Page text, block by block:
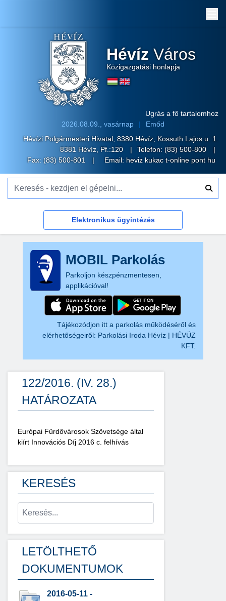
Hévíz Város
Közigazgatási honlapja
Ugrás a fő tartalomhoz
2026.08.09., vasárnap
Emőd
Hévízi Polgármesteri Hivatal, 8380 Hévíz, Kossuth Lajos u. 1.
8381 Hévíz, Pf.:120
Telefon: (83) 500-800
Fax: (83) 500-801
Email: heviz kukac t-online pont hu
Elektronikus ügyintézés
MOBIL Parkolás
Parkoljon készpénzmentesen,
applikációval!
Tájékozódjon itt a parkolás működéséről és
elérhetőségeiről: Parkolási Iroda Hévíz | HÉVÜZ
KFT.
122/2016. (IV. 28.)
HATÁROZATA
Európai Fürdővárosok Szövetsége által
kiírt Innovációs Díj 2016 c. felhívás
KERESÉS
LETÖLTHETŐ
DOKUMENTUMOK
2016-05-11 -